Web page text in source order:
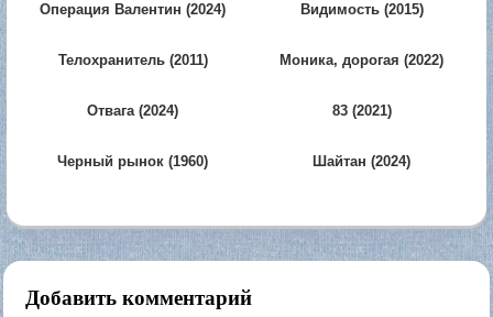
Операция Валентин (2024) Видимость (2015)
Телохранитель (2011) Моника, дорогая (2022)
Отвага (2024) 83 (2021)
Черный рынок (1960) Шайтан (2024)
Добавить комментарий